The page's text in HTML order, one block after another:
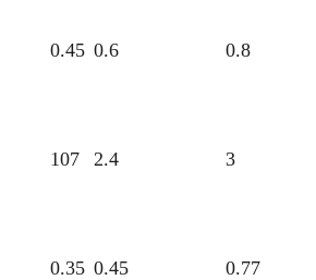
0.45 0.6 0.8
107 2.4 3
0.35 0.45 0.77